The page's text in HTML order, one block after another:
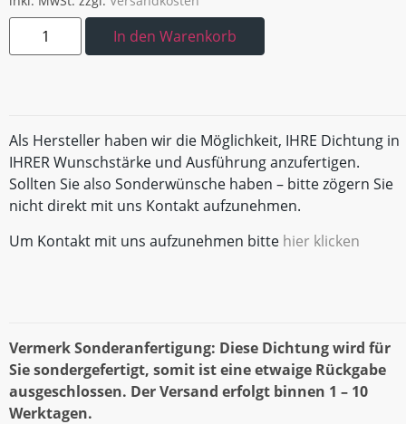
In den Warenkorb
Als Hersteller haben wir die Möglichkeit, IHRE Dichtung in
IHRER Wunschstärke und Ausführung anzufertigen.
Sollten Sie also Sonderwünsche haben – bitte zögern Sie
nicht direkt mit uns Kontakt aufzunehmen.
Um Kontakt mit uns aufzunehmen bitte hier klicken
Vermerk Sonderanfertigung: Diese Dichtung wird für
Sie sondergefertigt, somit ist eine etwaige Rückgabe
ausgeschlossen. Der Versand erfolgt binnen 1 – 10
Werktagen.